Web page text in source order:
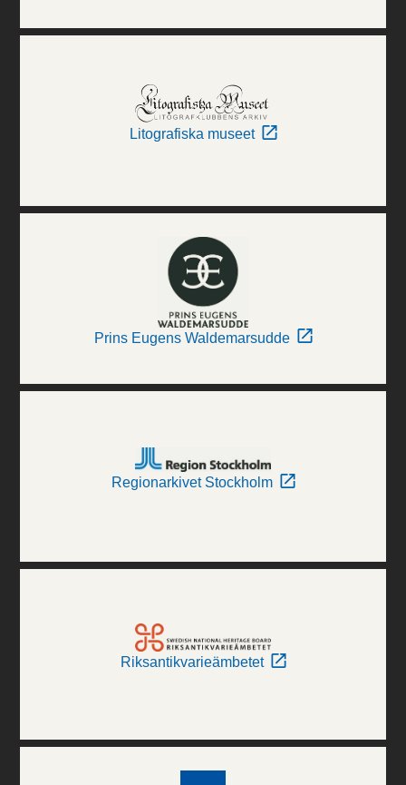
Litografiska museet
Prins Eugens Waldemarsudde
Regionarkivet Stockholm
Riksantikvarieämbetet